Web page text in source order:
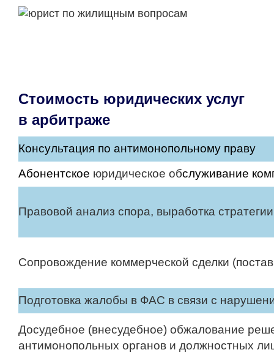
Стоимость юридических услуг
в арбитраже
Консультация по антимонопольному праву
Абонентское юридическое обслуживание
Правовой анализ спора, выработка
Сопровождение коммерческой сделки
Подготовка жалобы в ФАС в связи с
Досудебное (внесудебное) обжалование
антимонопольных органов и должностных